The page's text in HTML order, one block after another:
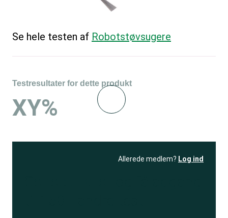
Se hele testen af Robotstøvsugere
Testresultater for dette produkt
XY%
Allerede medlem? Log ind